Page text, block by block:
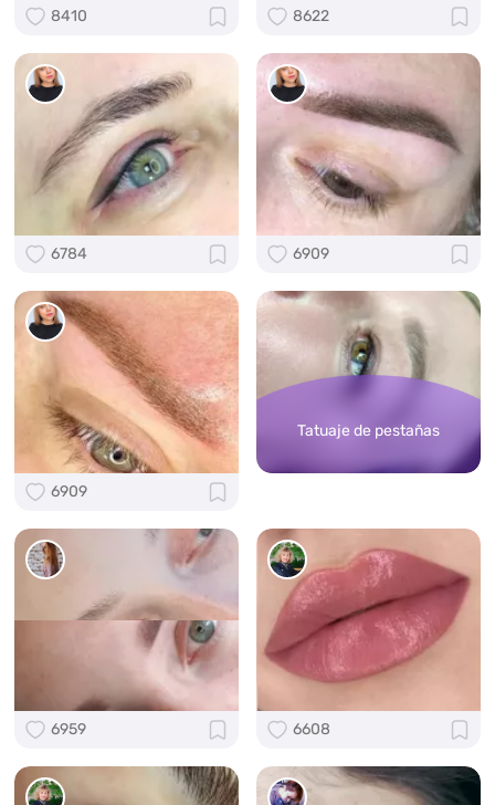
8410 8622
6784 6909
6909
Tatuaje de pestañas
6959 6608